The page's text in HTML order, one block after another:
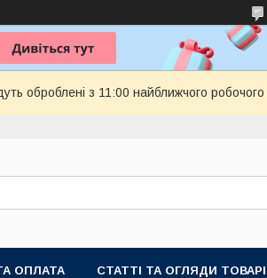
оброблені з 11:00 найближчого
ОПЛАТА СТАТТІ ТА ОГЛЯДИ